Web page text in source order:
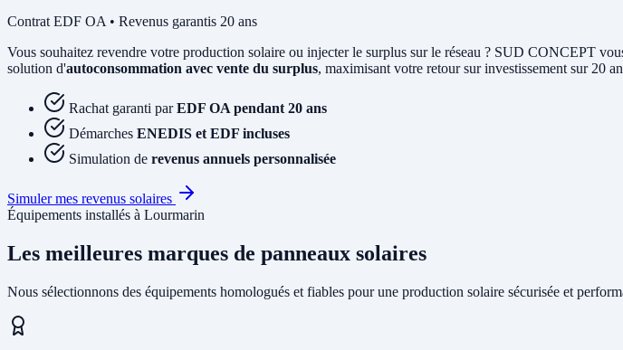
Contrat EDF OA • Revenus garantis 20 ans
Vous souhaitez revendre votre production solaire ou injecter le surplus sur le réseau ? SUD CONCEPT
solution d'autoconsommation avec vente du surplus, maximisant votre retour sur investissement sur 20
Rachat garanti parEDF OA pendant 20 ans
Démarches ENEDIS et EDF incluses
Simulation de revenus annuels personnalisée
Simuler mes revenus solaires
Équipements installés à Lourmarin
Les meilleures marques de panneaux solaires
Nous sélectionnons des équipements homologués et fiables pour une production solaire sécurisée et